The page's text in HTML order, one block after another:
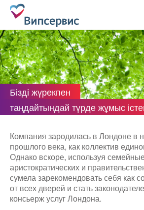
Бізді жүрекпен
таңдайтындай түрде жұмыс
Компания зародилась в Лондоне в
прошлого века, как коллектив
Однако вскоре, используя
аристократических и
сумела зарекомендовать себя как
от всех дверей и стать
консьерж услуг Лондона.